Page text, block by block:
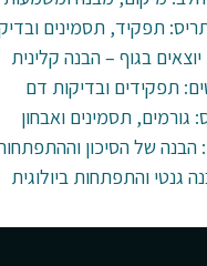
תפקיד, תסמינים
בגוף – הבנה קלינית
תפקידים ובדיקות דם
גורמים, תסמינים ואבחון
הבנה של הסיכון